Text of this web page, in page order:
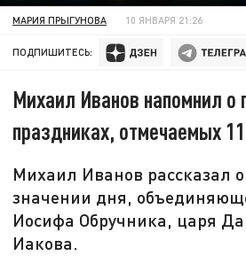
МАРИЯ ПРЫГУНОВА 10 ЯНВАРЯ 21:26
ПОДПИШИТЕСЬ:
Михаил Иванов напомнил о
праздниках, отмечаемых
Михаил Иванов рассказал
значении дня,
Иосифа Обручника, царя
Иакова.